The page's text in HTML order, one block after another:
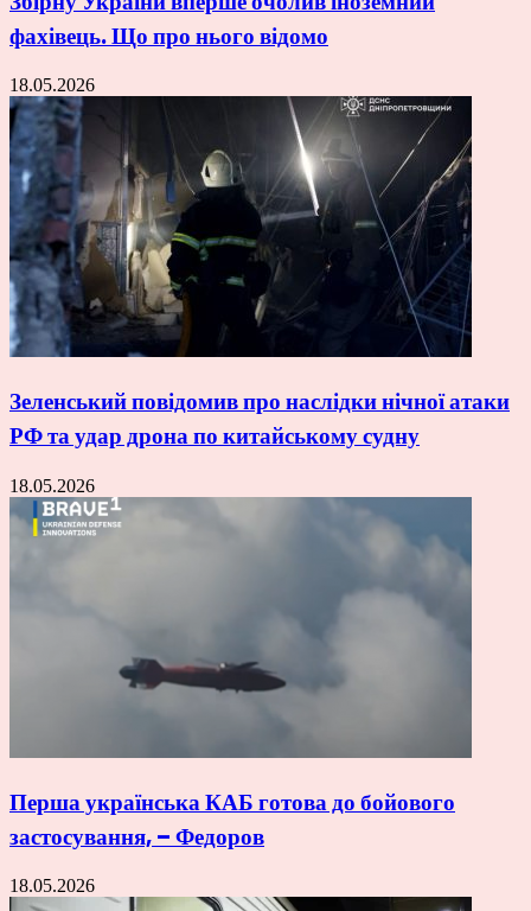
фахівець. Що про нього відомо
18.05.2026
Зеленський повідомив про наслідки нічної атаки
РФ та удар дрона по китайському судну
18.05.2026
Перша українська КАБ готова до бойового
застосування, – Федоров
18.05.2026